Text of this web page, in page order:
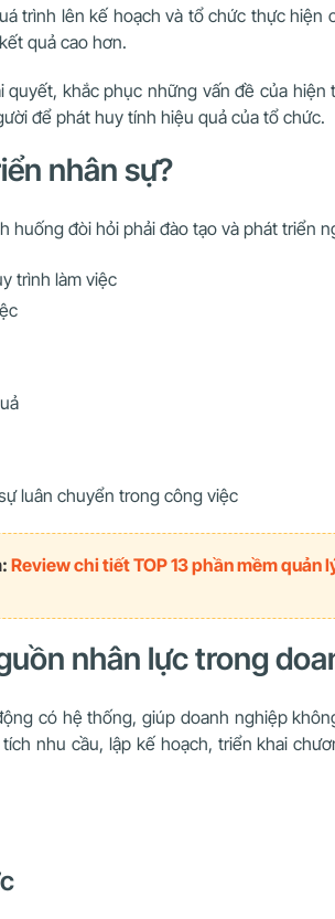
trình lên kế hoạch và tổ chức thực hiện
quả cao hơn.
khắc phục những vấn đề của
để phát huy tính hiệu quả của tổ chức.
nhân sự?
đòi hỏi phải đào tạo và phát triển
trình làm việc
luân chuyển trong công việc
Review chi tiết TOP 13 phần mềm quản
nhân lực trong
có hệ thống, giúp doanh nghiệp
nhu cầu, lập kế hoạch, triển khai